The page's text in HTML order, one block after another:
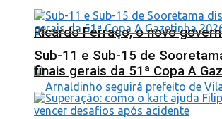
Ricardo Ferraço, o novo
Sub-11 e Sub-15 de
finais gerais da 51ª Copa A